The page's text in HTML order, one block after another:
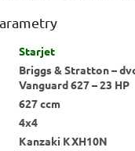
Starjet
Briggs & Stratton –
Vanguard 627 – 23 HP
627 ccm
4x4
Kanzaki KXH10N